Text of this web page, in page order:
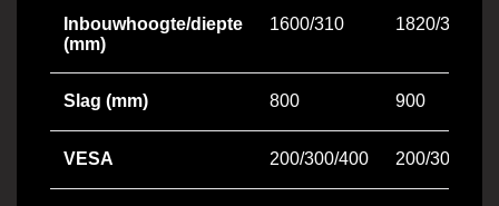
Inbouwhoogte/diepte
(mm)
1600/310 1820/310
Slag (mm) 800 900
VESA 200/300/400 200/300/400